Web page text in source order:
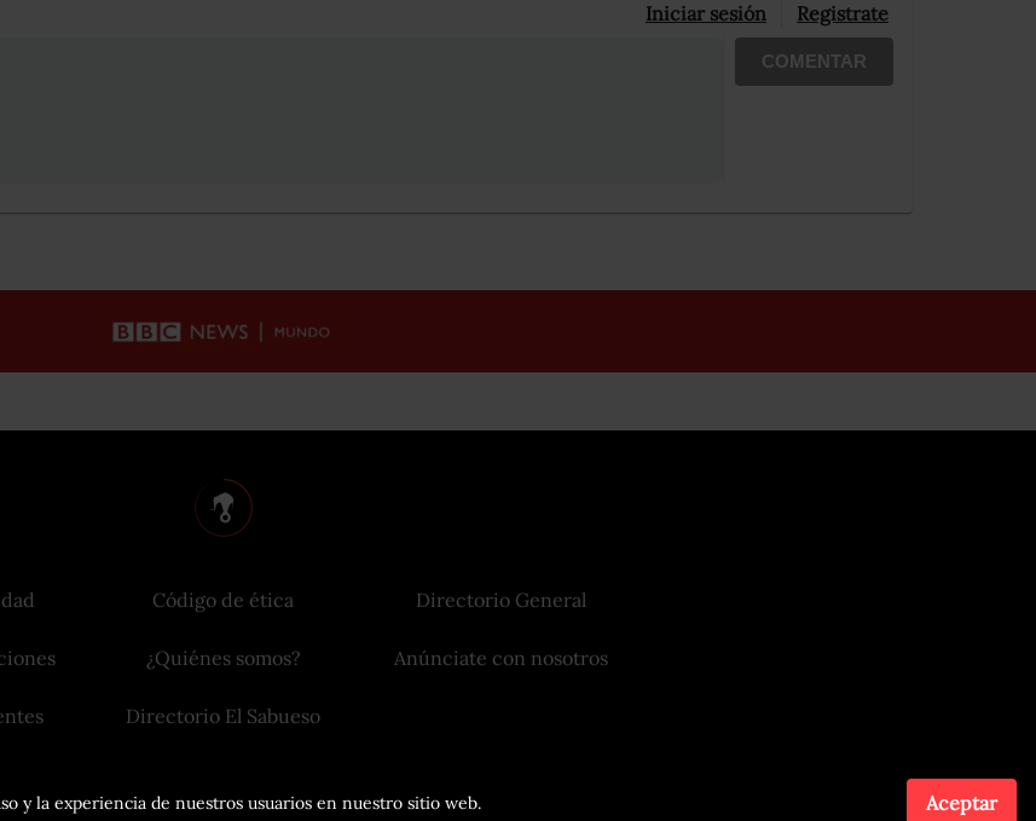
Iniciar sesión Registrate
COMENTAR
y la experiencia de nuestros usuarios en nuestro sitio web. Aceptar
Código de ética
¿Quiénes somos?
Directorio El Sabueso
Directorio General
Anúnciate con nosotros